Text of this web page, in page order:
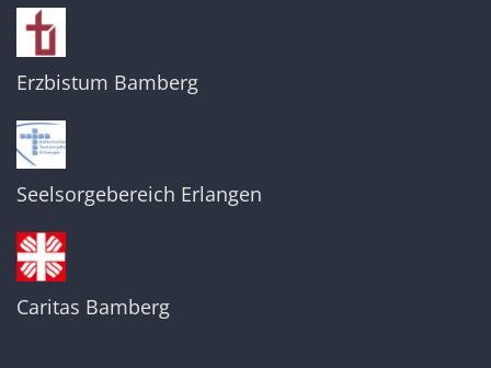
Erzbistum Bamberg
Seelsorgebereich Erlangen
Caritas Bamberg